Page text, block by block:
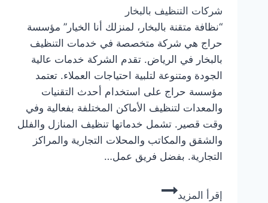
شركات التنظيف بالبخار
“نظافة متقنة بالبخار، لمنزلك أنا الخيار” مؤسسة
حراج هي شركة متخصصة في خدمات التنظيف
بالبخار في الرياض. تقدم الشركة خدمات عالية
الجودة ومتنوعة لتلبية احتياجات العملاء. تعتمد
مؤسسة حراج على استخدام أحدث التقنيات
والمعدات لتنظيف الأماكن المختلفة بفعالية وفي
وقت قصير. تشمل خدماتها تنظيف المنازل والفلل
والشقق والمكاتب والمحلات التجارية والمراكز
التجارية. بفضل فريق عمل…
إقرأ المزيدمؤسسة